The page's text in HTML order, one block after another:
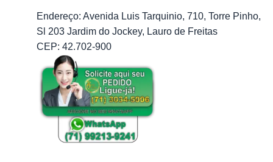
Endereço: Avenida Luis Tarquinio, 710, Torre Pinho,
Sl 203 Jardim do Jockey, Lauro de Freitas
CEP: 42.702-900